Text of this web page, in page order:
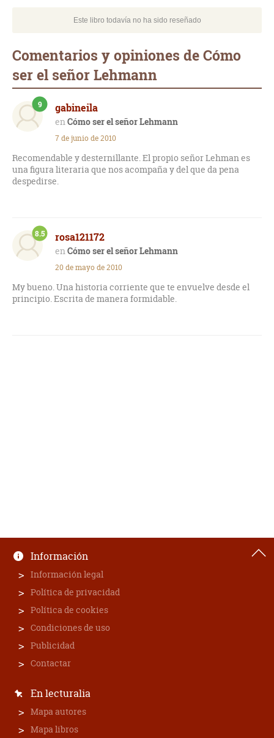
Este libro todavía no ha sido reseñado
Comentarios y opiniones de Cómo
ser el señor Lehmann
gabineila
Cómo ser el señor Lehmann
9
7 de junio de 2010
Recomendable y desternillante. El propio señor Lehman es
una figura literaria que nos acompaña y del que da pena
despedirse.
rosa121172
Cómo ser el señor Lehmann
8.5
20 de mayo de 2010
My bueno. Una historia corriente que te envuelve desde el
principio. Escrita de manera formidable.
Información
Información legal
Política de privacidad
Política de cookies
Condiciones de uso
Publicidad
Contactar
En lecturalia
Mapa autores
Mapa libros